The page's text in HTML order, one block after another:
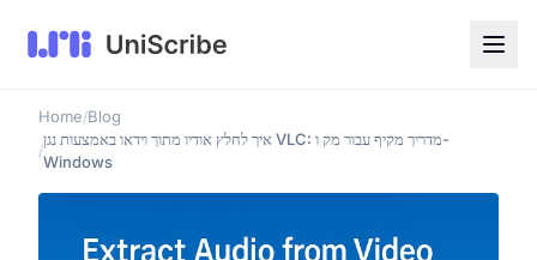
Home/Blog
/
איך לחלץ אודיו מתוך וידאו באמצעות נגן VLC: מדריך מקיף עבור מק ו-
Windows